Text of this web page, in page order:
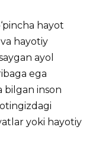
hayot
hayotiy
ayol
ega
bilgan inson
yoki hayotiy